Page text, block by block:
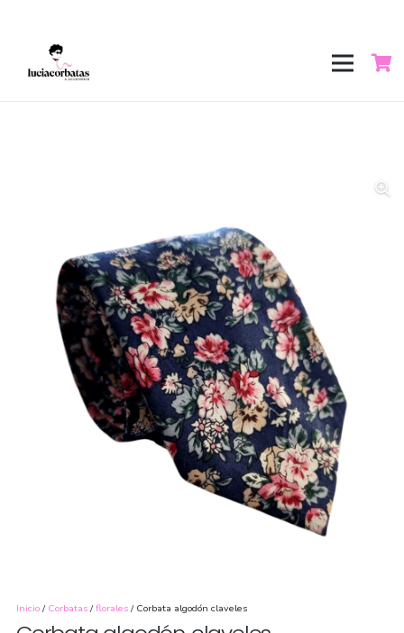
Inicio / Corbatas / florales / Corbata algodón claveles